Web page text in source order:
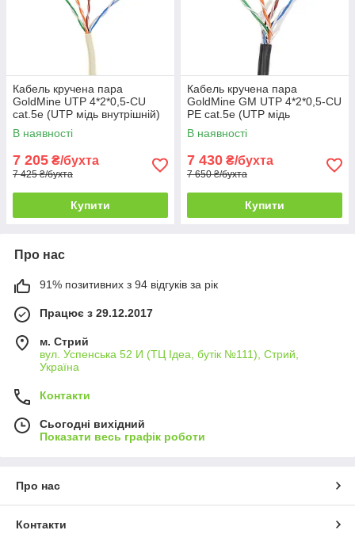
Кабель кручена пара
GoldMine UTP 4*2*0,5-CU
cat.5e (UTP мідь внутрішній)
бухта 305 м
В наявності
7 205 ₴/бухта
7 425 ₴/бухта
Купити
Кабель кручена пара
GoldMine GM UTP 4*2*0,5-CU
PE cat.5e (UTP мідь
зовнішній) бухта 305м
В наявності
7 430 ₴/бухта
7 650 ₴/бухта
Купити
Про нас
91% позитивних з 94 відгуків за рік
Працює з 29.12.2017
м. Стрий
вул. Успенська 52 И (ТЦ Ідеа, бутік №111), Стрий,
Україна
Контакти
Сьогодні вихідний
Показати весь графік роботи
Про нас
Контакти